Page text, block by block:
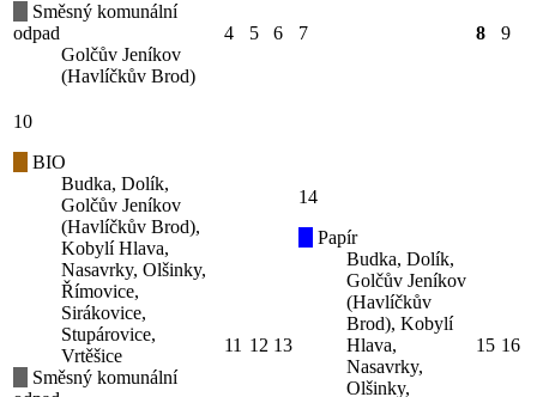
Směsný komunální
odpad
Golčův Jeníkov
(Havlíčkův Brod)
4 5 6 7 8 9
10
BIO
Budka, Dolík,
Golčův Jeníkov
(Havlíčkův Brod),
Kobylí Hlava,
Nasavrky, Olšinky,
Římovice,
Sirákovice,
Stupárovice,
Vrtěšice
Směsný komunální
11 12 13
14
Papír
Budka, Dolík,
Golčův Jeníkov
(Havlíčkův
Brod), Kobylí
Hlava,
Nasavrky,
Olšinky,
15 16